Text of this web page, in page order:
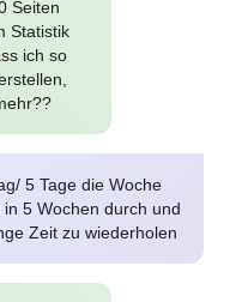
Seiten
Statistik
ich so
5 Tage die Woche
5 Wochen durch und
Zeit zu wiederholen